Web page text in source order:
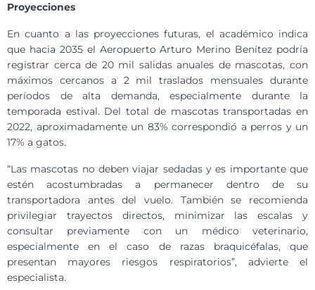
Proyecciones
En cuanto a las proyecciones futuras, el académico indica
que hacia 2035 el Aeropuerto Arturo Merino Benítez podría
registrar cerca de 20 mil salidas anuales de mascotas, con
máximos cercanos a 2 mil traslados mensuales durante
períodos de alta demanda, especialmente durante la
temporada estival. Del total de mascotas transportadas en
2022, aproximadamente un 83% correspondió a perros y un
17% a gatos.
“Las mascotas no deben viajar sedadas y es importante que
estén acostumbradas a permanecer dentro de su
transportadora antes del vuelo. También se recomienda
privilegiar trayectos directos, minimizar las escalas y
consultar previamente con un médico veterinario,
especialmente en el caso de razas braquicéfalas, que
presentan mayores riesgos respiratorios”, advierte el
especialista.